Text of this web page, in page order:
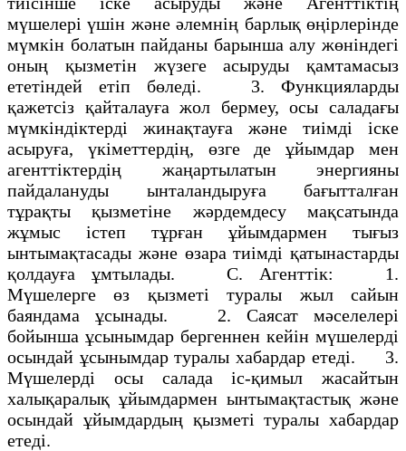
мүшелері үшін және әлемнің барлық өңірлерінде
мүмкін болатын пайданы барынша алу жөніндегі
оның қызметін жүзеге асыруды қамтамасыз
ететіндей етіп бөледі. 3. Функцияларды
қажетсіз қайталауға жол бермеу, осы саладағы
мүмкіндіктерді жинақтауға және тиімді іске
асыруға, үкіметтердің, өзге де ұйымдар мен
агенттіктердің жаңартылатын энергияны
пайдалануды ынталандыруға бағытталған
тұрақты қызметіне жәрдемдесу мақсатында
жұмыс істеп тұрған ұйымдармен тығыз
ынтымақтасады және өзара тиімді қатынастарды
қолдауға ұмтылады. С. Агенттік: 1.
Мүшелерге өз қызметі туралы жыл сайын
баяндама ұсынады. 2. Саясат мәселелері
бойынша ұсынымдар бергеннен кейін мүшелерді
осындай ұсынымдар туралы хабардар етеді. 3.
Мүшелерді осы салада іс-қимыл жасайтын
халықаралық ұйымдармен ынтымақтастық және
осындай ұйымдардың қызметі туралы хабардар
етеді.